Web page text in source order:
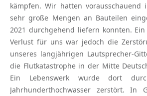
kämpfen. Wir hatten vorausschauend
sehr große Mengen an Bauteilen
2021 durchgehend liefern konnten.
Verlust für uns war jedoch die
unseres langjährigen Lautsprecher-
die Flutkatastrophe in der Mitte
Ein Lebenswerk wurde dort
Jahrhunderthochwasser zerstört. In